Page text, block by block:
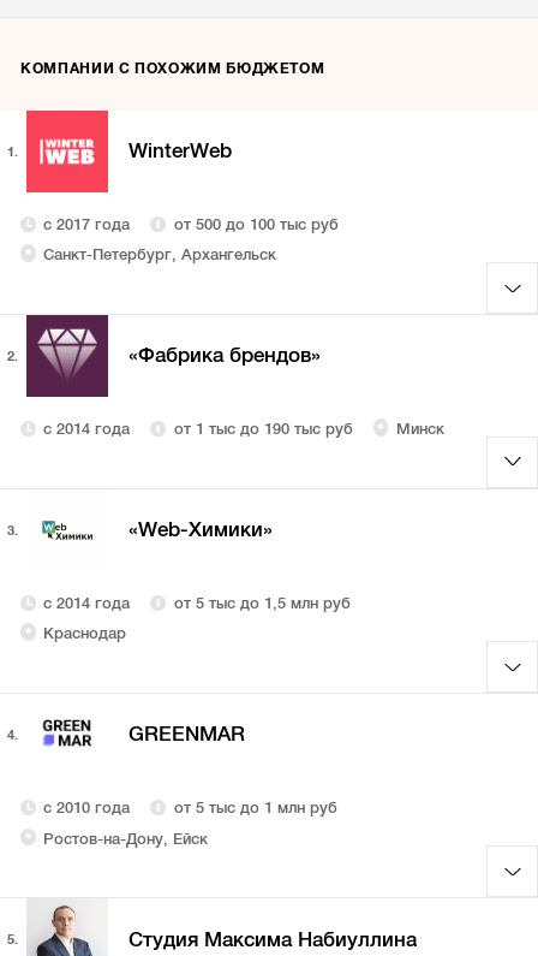
КОМПАНИИ С ПОХОЖИМ БЮДЖЕТОМ
1. WinterWeb
с 2017 года
от 500 до 100 тыс руб
Санкт-Петербург, Архангельск
2. «Фабрика брендов»
с 2014 года от 1 тыс до 190 тыс руб Минск
3. «Web-Химики»
с 2014 года
от 5 тыс до 1,5 млн руб
Краснодар
4. GREENMAR
с 2010 года
от 5 тыс до 1 млн руб
Ростов-на-Дону, Ейск
5. Студия Максима Набиуллина